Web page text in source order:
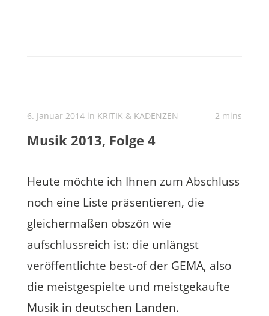
6. Januar 2014 in KRITIK & KADENZEN 2 mins
Musik 2013, Folge 4
Heute möchte ich Ihnen zum Abschluss
noch eine Liste präsentieren, die
gleichermaßen obszön wie
aufschlussreich ist: die unlängst
veröffentlichte best-of der GEMA, also
die meistgespielte und meistgekaufte
Musik in deutschen Landen.